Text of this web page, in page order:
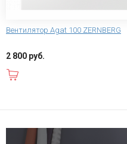
Вентилятор Agat 100 ZERNBERG
2 800 руб.